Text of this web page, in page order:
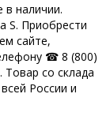
в наличии.
S. Приобрести
сайте,
☎ 8 (800)
со склада
России и